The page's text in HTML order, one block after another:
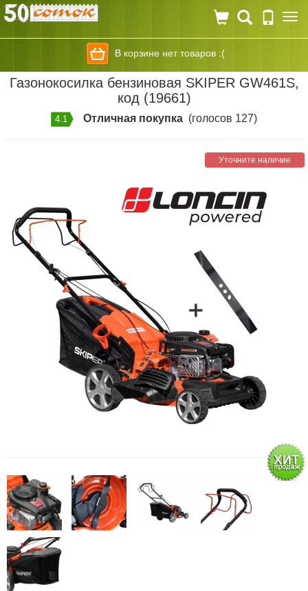
В корзине нет товаров :(
Газонокосилка бензиновая SKIPER GW461S,
код (19661)
4.1 Отличная покупка (голосов 127)
Уточните наличие